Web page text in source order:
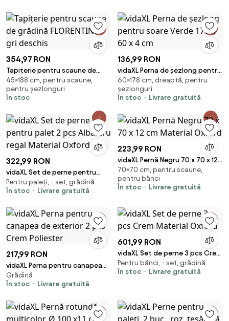
354,97 RON
Tapițerie pentru scaune de
grădină FLORENTINE - gri deschis
45×188 cm, pentru scaune,
pentru șezlonguri
În stoc
136,99 RON
vidaXL Perna de șezlong pentru
soare Verde 178 x 60 x 4 cm
60×178 cm, dreaptă, pentru
șezlonguri
În stoc
Livrare gratuită
322,99 RON
vidaXL Set de perne pentru
palet 2 pcs Albastru regal
Material Oxford
Pentru paleți, - set, grădină
În stoc
Livrare gratuită
223,99 RON
vidaXL Pernă Negru 70 x 70 x 12
cm Material Oxford
70×70 cm, pentru scaune,
pentru bănci
În stoc
Livrare gratuită
217,99 RON
vidaXL Perna pentru canapea
de exterior 2 pcs Crem
Poliester
Grădină
În stoc
Livrare gratuită
601,99 RON
vidaXL Set de perne 3 pcs Crem
Material Oxford
Pentru bănci, - set, grădină
În stoc
Livrare gratuită